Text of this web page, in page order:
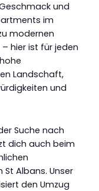
und
im
modernen
hier ist für jeden
Landschaft,
und
Suche nach
dich auch beim
Albans. Unser
den Umzug